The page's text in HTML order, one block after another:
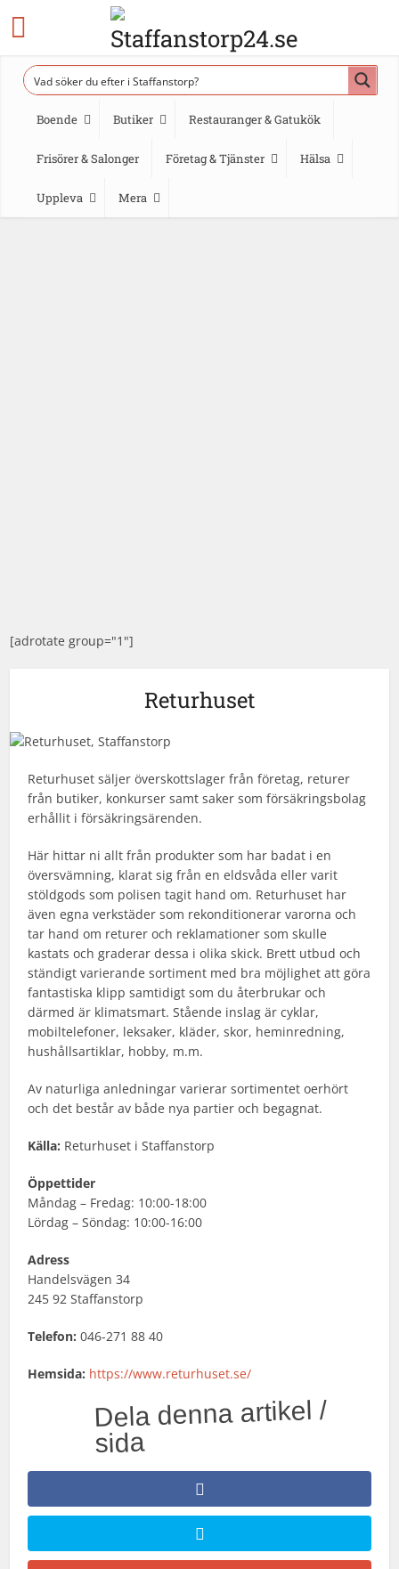
Boende Butiker Restauranger & Gatukök
Frisörer & Salonger Företag & Tjänster Hälsa
Uppleva Mera
[adrotate group="1"]
Returhuset
Returhuset säljer överskottslager från företag, returer
från butiker, konkurser samt saker som försäkringsbolag
erhållit i försäkringsärenden.
Här hittar ni allt från produkter som har badat i en
översvämning, klarat sig från en eldsvåda eller varit
stöldgods som polisen tagit hand om. Returhuset har
även egna verkstäder som rekonditionerar varorna och
tar hand om returer och reklamationer som skulle
kastats och graderar dessa i olika skick. Brett utbud och
ständigt varierande sortiment med bra möjlighet att göra
fantastiska klipp samtidigt som du återbrukar och
därmed är klimatsmart. Stående inslag är cyklar,
mobiltelefoner, leksaker, kläder, skor, heminredning,
hushållsartiklar, hobby, m.m.
Av naturliga anledningar varierar sortimentet oerhört
och det består av både nya partier och begagnat.
Källa: Returhuset i Staffanstorp
Öppettider
Måndag – Fredag: 10:00-18:00
Lördag – Söndag: 10:00-16:00
Adress
Handelsvägen 34
245 92 Staffanstorp
Telefon: 046-271 88 40
Hemsida: https://www.returhuset.se/
Dela denna artikel /
sida